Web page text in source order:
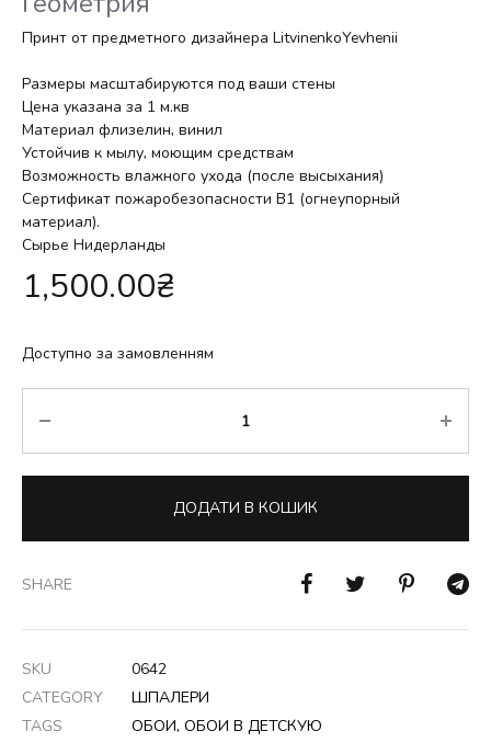
Принт от предметного дизайнера LitvinenkoYevhenii
Размеры масштабируются под ваши стены
Цена указана за 1 м.кв
Материал флизелин, винил
Устойчив к мылу, моющим средствам
Возможность влажного ухода (после высыхания)
Сертификат пожаробезопасности В1 (огнеупорный
материал).
Сырье Нидерланды
1,500.00₴
Доступно за замовленням
ДОДАТИ В КОШИК
SHARE
SKU
0642
CATEGORY
ШПАЛЕРИ
TAGS
ОБОИ, ОБОИ В ДЕТСКУЮ